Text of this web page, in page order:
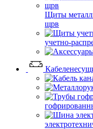
Щиты
щрв
учетно-